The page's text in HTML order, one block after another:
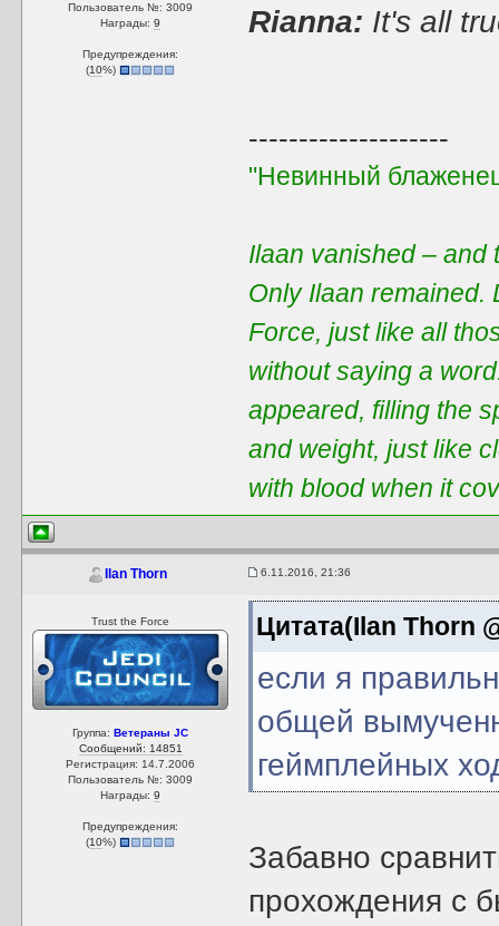
Пользователь №: 3009
Награды:9
Предупреждения:
(10%)
Rianna: It's all
--------------------
"Невинный
Ilaan vanished – and
Only Ilaan remained.
Force, just like all
without saying a
appeared, filling the
and weight, just like
with blood when it
Ilan Thorn 6.11.2016, 21:36
Trust the Force
Группа:Ветераны JC
Сообщений: 14851
Регистрация: 14.7.2006
Пользователь №: 3009
Награды:9
Предупреждения:
(10%)
Цитата(Ilan Thorn
если я
общей
геймплейных
Забавно
прохождения с